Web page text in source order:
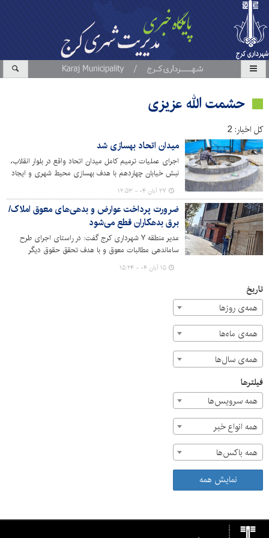
حشمت الله عزیزی
کل اخبار: 2
میدان اتحاد بهسازی شد
اجرای عملیات ترمیم کامل میدان اتحاد واقع در بلوار انقلاب،
نبش خیابان چهاردهم با هدف بهسازی محیط شهری و ایجاد
فضایی مناسب برای شهروندان به روزهای پایانی خود نزدیک
می‌شود.
۲۷ آبان ۰۴ - ۱۲:۵۳
ضرورت پرداخت عوارض و بدهی‌های معوق املاک/
برق بدهکاران قطع می‌شود
مدیر منطقه ۷ شهرداری کرج گفت: در راستای اجرای طرح
ساماندهی مطالبات معوق و با هدف تحقق حقوق دیگر
شهروندان، برق املاک و واحدهای بدهکار که نسبت به
پرداخت بدهی و عوارض شهرداری اقدام نمی‌کنند، قطع خواهد
۱۵ آبان ۰۴ - ۱۵:۲۴
تاریخ
همه‌ی روزها
همه‌ی ماه‌ها
همه‌ی سال‌ها
فیلترها
همه سرویس‌ها
همه انواع خبر
همه باکس‌ها
نمایش همه